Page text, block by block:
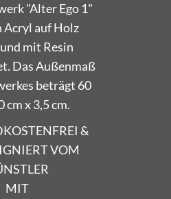
"Alter Ego 1"
Acryl auf Holz
mit Resin
Das Außenmaß
beträgt 60
cm x 3,5 cm.
&
VOM
MIT